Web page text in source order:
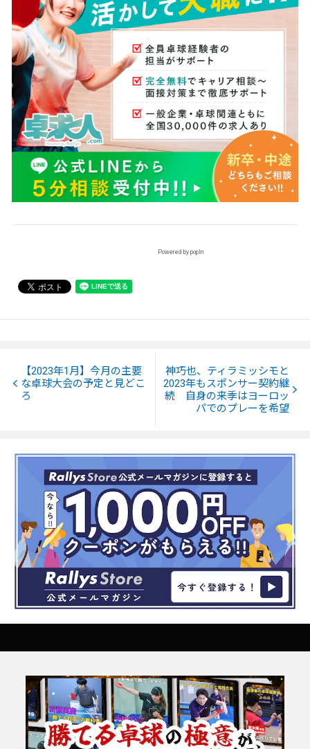
Powered by popIn
【2023年1月】今月の主要
な卓球大会の予定と見どこ
ろ
神巧也、ティラミッシモと
2023年もスポンサー契約継
続 自身の来季はヨーロッ
パでのプレーを希望